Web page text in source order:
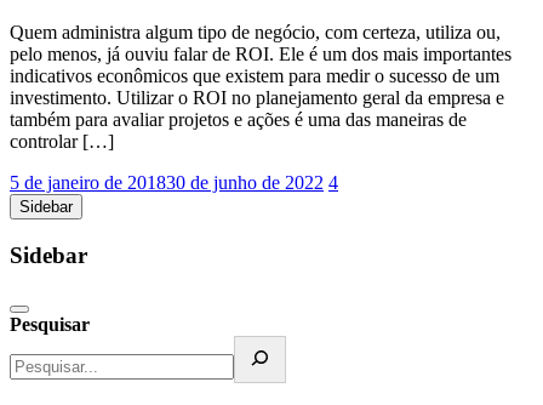
Quem administra algum tipo de negócio, com certeza, utiliza ou,
pelo menos, já ouviu falar de ROI. Ele é um dos mais importantes
indicativos econômicos que existem para medir o sucesso de um
investimento. Utilizar o ROI no planejamento geral da empresa e
também para avaliar projetos e ações é uma das maneiras de
controlar […]
5 de janeiro de 201830 de junho de 2022 4
Sidebar
Sidebar
Pesquisar